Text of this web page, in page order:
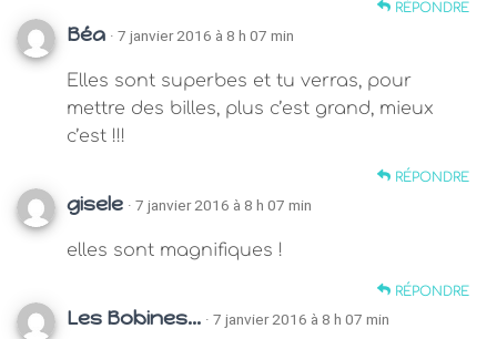
RÉPONDRE
Béa · 7 janvier 2016 à 8 h 07 min
Elles sont superbes et tu verras, pour
mettre des billes, plus c’est grand, mieux
c’est !!!
RÉPONDRE
gisele · 7 janvier 2016 à 8 h 07 min
elles sont magnifiques !
RÉPONDRE
Les Bobines... · 7 janvier 2016 à 8 h 07 min